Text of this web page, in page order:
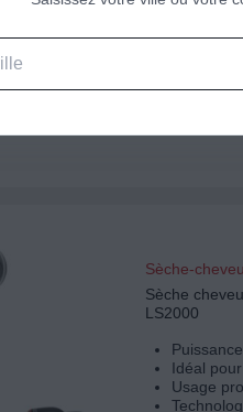
Idéal
Usage
Sèche-
Sèche
LS2000
Idéal
Usage